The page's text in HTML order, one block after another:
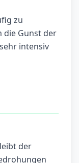
zu
die Gunst der
intensiv
der